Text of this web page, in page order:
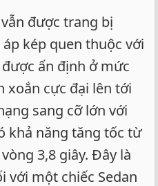
được trang bị
kép quen thuộc với
ấn định ở mức
xoắn cực đại lên tới
sang cỡ lớn với
khả năng tăng tốc từ
3,8 giây. Đây là
với một chiếc Sedan